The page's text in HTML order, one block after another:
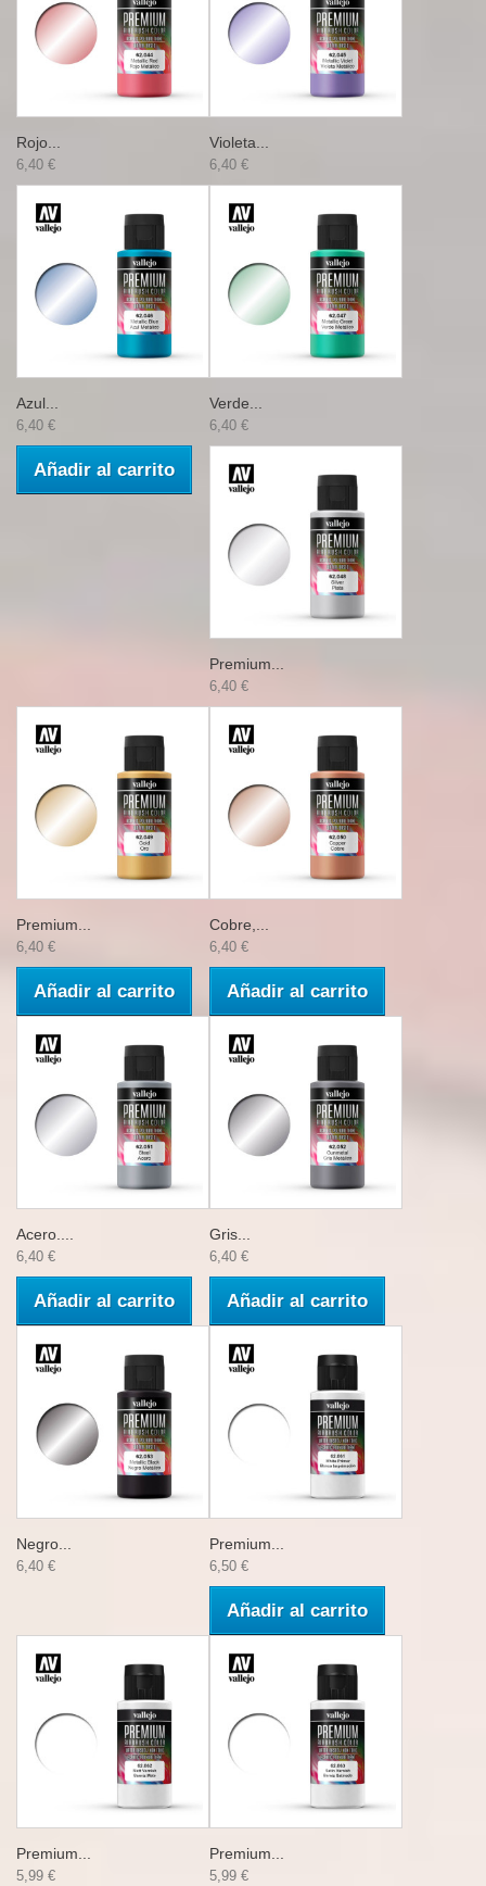
Rojo...
6,40 €
Violeta...
6,40 €
Azul...
6,40 €
Añadir al carrito
Verde...
6,40 €
Premium...
6,40 €
Premium...
6,40 €
Añadir al carrito
Cobre,...
6,40 €
Añadir al carrito
Acero....
6,40 €
Añadir al carrito
Gris...
6,40 €
Añadir al carrito
Negro...
6,40 €
Premium...
6,50 €
Añadir al carrito
Premium...
5,99 €
Premium...
5,99 €